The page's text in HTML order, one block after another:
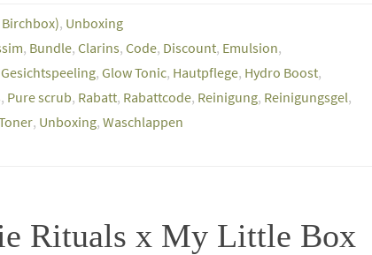
, Unboxing
, Bundle, Clarins, Code, Discount, Emulsion,
Gesichtspeeling, Glow Tonic, Hautpflege, Hydro Boost,
, Pure scrub, Rabatt, Rabattcode, Reinigung, Reinigungsgel,
, Unboxing, Waschlappen
Rituals x My Little Box